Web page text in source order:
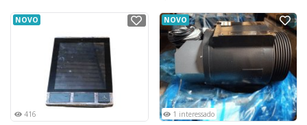
NOVO
416
NOVO
1 interessado